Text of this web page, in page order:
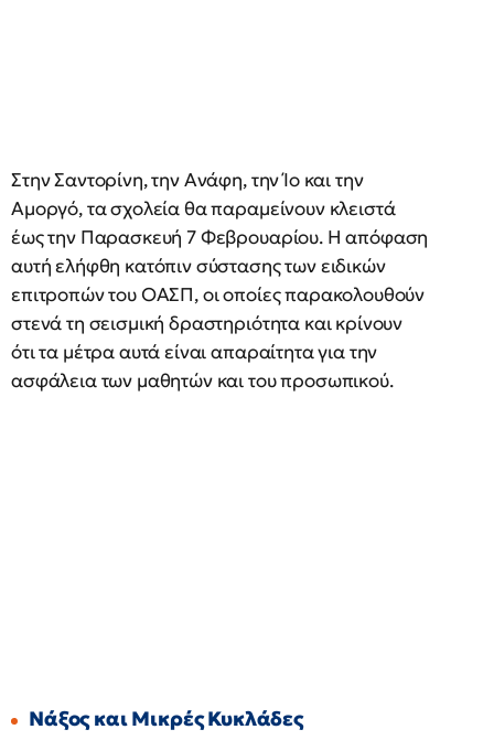
Στην Σαντορίνη, την Ανάφη, την Ίο και την
Αμοργό, τα σχολεία θα παραμείνουν κλειστά
έως την Παρασκευή 7 Φεβρουαρίου. Η απόφαση
αυτή ελήφθη κατόπιν σύστασης των ειδικών
επιτροπών του ΟΑΣΠ, οι οποίες παρακολουθούν
στενά τη σεισμική δραστηριότητα και κρίνουν
ότι τα μέτρα αυτά είναι απαραίτητα για την
ασφάλεια των μαθητών και του προσωπικού.
Νάξος και Μικρές Κυκλάδες